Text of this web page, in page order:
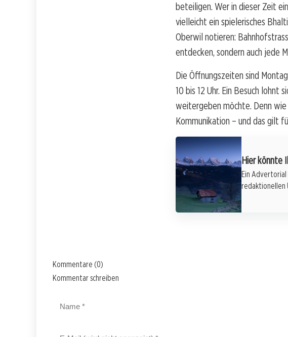
beteiligen. Wer in dieser Zeit
vielleicht ein spielerisches
Oberwil notieren:
entdecken, sondern auch jede
Die Öffnungszeiten sind
10 bis 12 Uhr. Ein Besuch lohnt
weitergeben möchte. Denn
Kommunikation – und das gilt
Hier könnte
Ein
redaktionellen
Kommentare (0)
Kommentar schreiben